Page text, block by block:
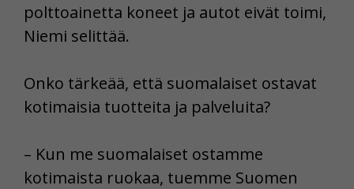
polttoainetta koneet ja autot eivät toimi,
Niemi selittää.
Onko tärkeää, että suomalaiset ostavat
kotimaisia tuotteita ja palveluita?
– Kun me suomalaiset ostamme
kotimaista ruokaa, tuemme Suomen